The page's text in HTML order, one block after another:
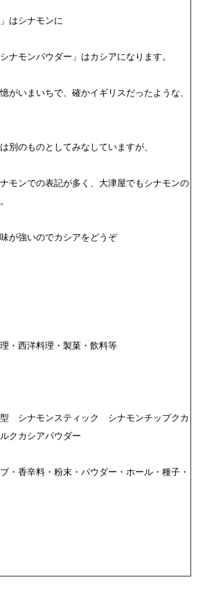
はシナモンに
ナモンパウダー」はカシアになります。
がいまいちで、確かイギリスだったような、
別のものとしてみなしていますが、
モンでの表記が多く、大津屋でもシナモンの
が強いのでカシアをどうぞ
・西洋料理・製菓・飲料等
シナモンスティック シナモンチップクカ
クカシアパウダー
・香辛料・粉末・パウダー・ホール・種子・